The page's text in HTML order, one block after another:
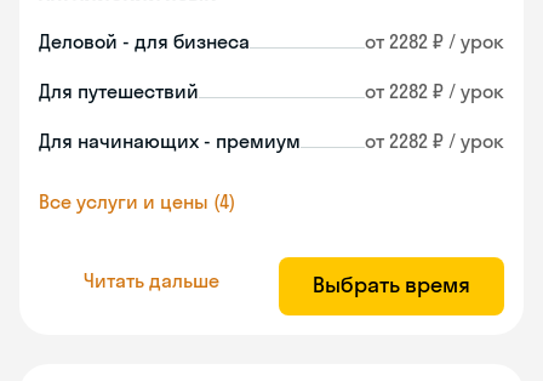
Деловой - для бизнеса от 2282 ₽ / урок
Для путешествий от 2282 ₽ / урок
Для начинающих - премиум от 2282 ₽ / урок
Все услуги и цены (4)
Читать дальше Выбрать время